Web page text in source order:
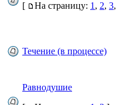
[
На страницу: 1 , 2, 3,
Течение (в процессе)
Равнодушие